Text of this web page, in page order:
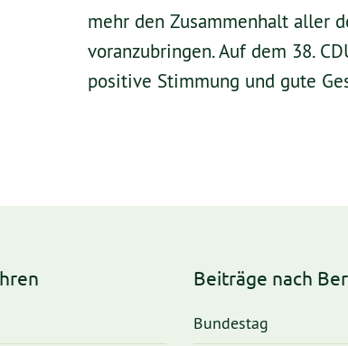
mehr den Zusammenhalt aller
voranzubringen. Auf dem 38.
positive Stimmung und gute
Beiträge nach
Bundestag